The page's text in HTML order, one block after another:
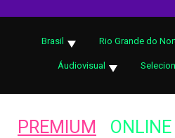
Brasil Rio Grande do
Áudiovisual
PREMIUM ONLINE